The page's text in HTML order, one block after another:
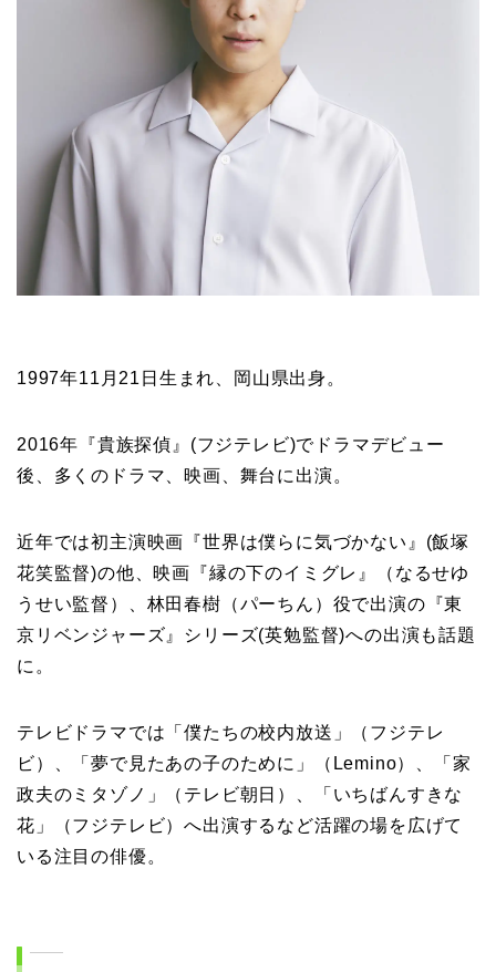
1997年11月21日生まれ、岡山県出身。
2016年『貴族探偵』(フジテレビ)でドラマデビュー
後、多くのドラマ、映画、舞台に出演。
近年では初主演映画『世界は僕らに気づかない』(飯塚
花笑監督)の他、映画『縁の下のイミグレ』（なるせゆ
うせい監督）、林田春樹（パーちん）役で出演の『東
京リベンジャーズ』シリーズ(英勉監督)への出演も話題
に。
テレビドラマでは「僕たちの校内放送」（フジテレ
ビ）、「夢で見たあの子のために」（Lemino）、「家
政夫のミタゾノ」（テレビ朝日）、「いちばんすきな
花」（フジテレビ）へ出演するなど活躍の場を広げて
いる注目の俳優。